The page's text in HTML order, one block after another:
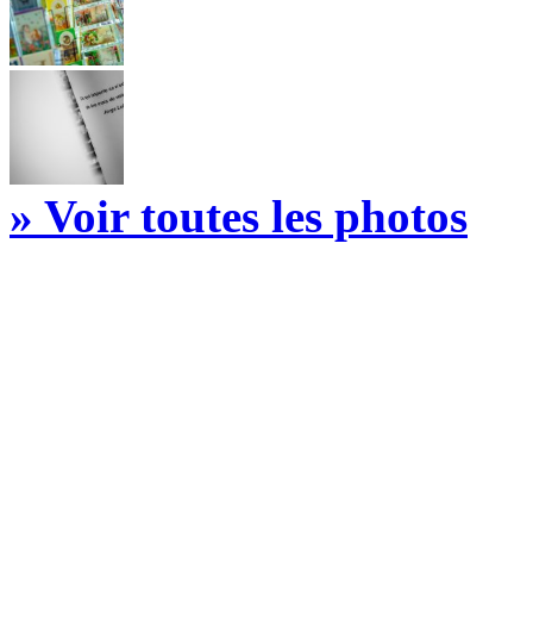
» Voir toutes les photos